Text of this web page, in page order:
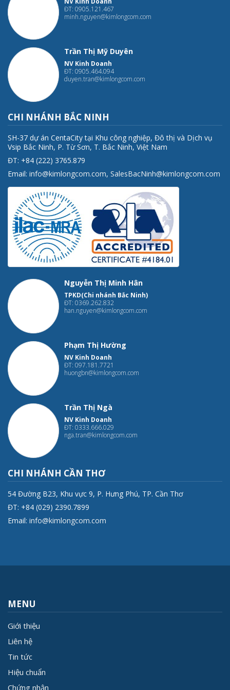
ĐT: 0905.121.467
minh.nguyen@kimlongcom.com
Trần Thị Mỹ Duyên
NV Kinh Doanh
ĐT: 0905.464.094
duyen.tran@kimlongcom.com
CHI NHÁNH BẮC NINH
SH-37 dự án CentaCity tại Khu công nghiệp, Đô thị và Dịch vụ
Vsip Bắc Ninh, P. Từ Sơn, T. Bắc Ninh, Việt Nam
ĐT: +84 (222) 3765.879
Email: info@kimlongcom.com, SalesBacNinh@kimlongcom.com
Nguyễn Thị Minh Hân
TPKD(Chi nhánh Bắc Ninh)
ĐT: 0369.262.832
han.nguyen@kimlongcom.com
Phạm Thị Hường
NV Kinh Doanh
ĐT: 097.181.7721
huongbn@kimlongcom.com
Trần Thị Ngà
NV Kinh Doanh
ĐT: 0333.666.029
nga.tran@kimlongcom.com
CHI NHÁNH CẦN THƠ
54 Đường B23, Khu vực 9, P. Hưng Phú, TP. Cần Thơ
ĐT: +84 (029) 2390.7899
Email: info@kimlongcom.com
MENU
Giới thiệu
Liên hệ
Tin tức
Hiệu chuẩn
Chứng nhận